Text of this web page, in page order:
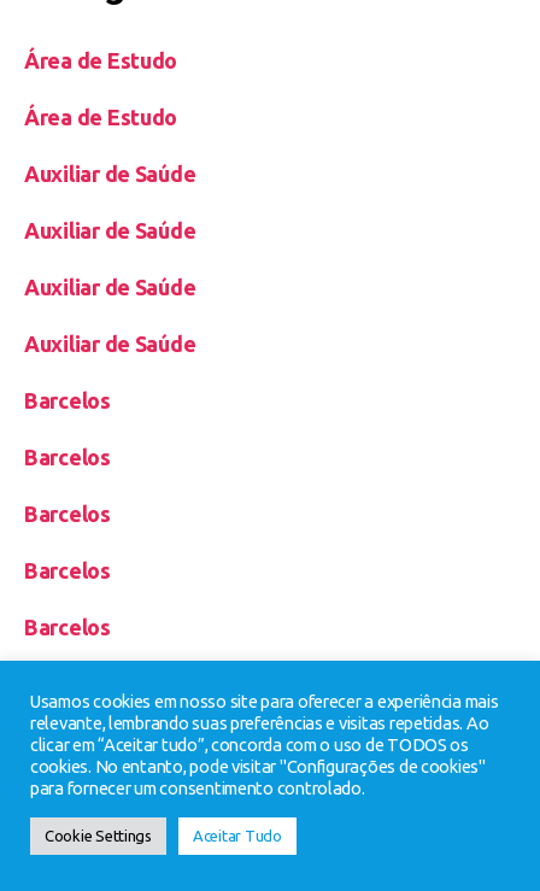
Área de Estudo
Área de Estudo
Auxiliar de Saúde
Auxiliar de Saúde
Auxiliar de Saúde
Auxiliar de Saúde
Barcelos
Barcelos
Barcelos
Barcelos
Barcelos
Barcelos
Braga
Braga
Usamos cookies em nosso site para oferecer a experiência mais
relevante, lembrando suas preferências e visitas repetidas. Ao
clicar em “Aceitar tudo”, concorda com o uso de TODOS os
cookies. No entanto, pode visitar "Configurações de cookies"
para fornecer um consentimento controlado.
Cookie Settings Aceitar Tudo